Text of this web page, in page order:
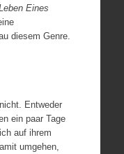
Eines
diesem Genre.
Entweder
ein paar Tage
auf ihrem
umgehen,